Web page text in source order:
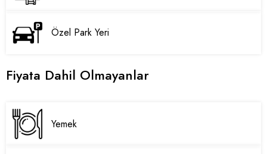
Özel Park Yeri
Fiyata Dahil Olmayanlar
Yemek